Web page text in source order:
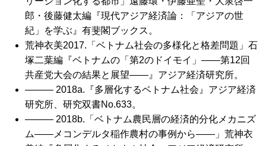
郎・後藤健太編『現代アジア経済論：「アジアの世
紀」を学ぶ』有斐閣ブックス。
荒神衣美2017.「ベトナム社会の多様化と格差問題」石
塚二葉編『ベトナムの「第2のドイモイ」――第12回
共産党大会の結果と展望――』アジア経済研究所。
――― 2018a.『多層化するベトナム社会』アジア経済
研究所、研究双書No.633。
――― 2018b.「ベトナム農民層の経済的分化メカニズ
ム――メコンデルタ稲作農村の事例から――」荒神衣